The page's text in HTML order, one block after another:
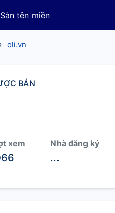
Sàn tên miền
oli.vn
BÁN
xem Nhà đăng ký
...